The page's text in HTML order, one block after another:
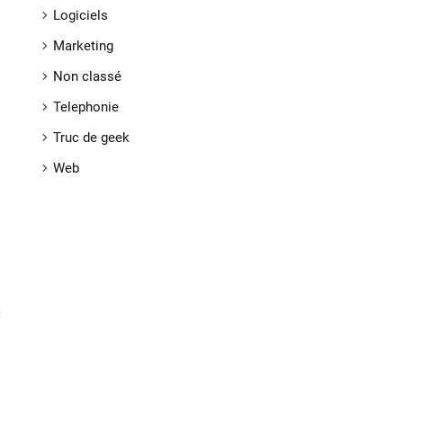
Logiciels
Marketing
Non classé
Telephonie
Truc de geek
Web